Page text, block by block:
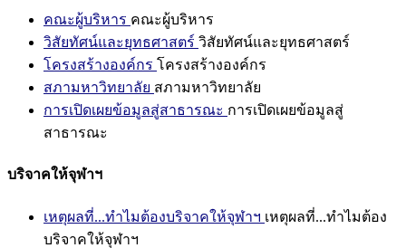
คณะผู้บริหาร คณะผู้บริหาร
วิสัยทัศน์และยุทธศาสตร์ วิสัยทัศน์และยุทธศาสตร์
โครงสร้างองค์กร โครงสร้างองค์กร
สภามหาวิทยาลัย สภามหาวิทยาลัย
การเปิดเผยข้อมูลสู่สาธารณะ การเปิดเผยข้อมูลสู่
สาธารณะ
บริจาคให้จุฬาฯ
เหตุผลที่...ทำไมต้องบริจาคให้จุฬาฯ เหตุผลที่...ทำไมต้อง
บริจาคให้จุฬาฯ